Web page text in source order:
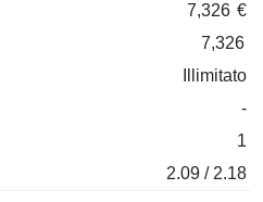
7,326 €
7,326
Illimitato
-
1
2.09 / 2.18